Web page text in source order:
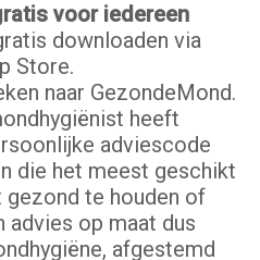
voor iedereen
downloaden via
Store.
naar GezondeMond.
heeft
adviescode
die het meest geschikt
gezond te houden of
advies op maat dus
afgestemd